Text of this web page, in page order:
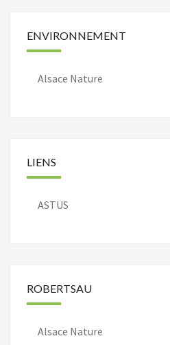
ENVIRONNEMENT
Alsace Nature
LIENS
ASTUS
ROBERTSAU
Alsace Nature